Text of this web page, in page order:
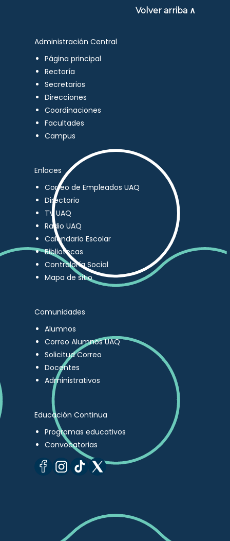
Volver arriba ∧
Administración Central
Página principal
Rectoría
Secretarios
Direcciones
Coordinaciones
Facultades
Campus
Enlaces
Correo de Empleados UAQ
Directorio
TV UAQ
Radio UAQ
Calendario Escolar
Bibliotecas
Contraloría Social
Mapa de sitio
Comunidades
Alumnos
Correo Alumnos UAQ
Solicitud Correo
Docentes
Administrativos
Educación Continua
Programas educativos
Convocatorias